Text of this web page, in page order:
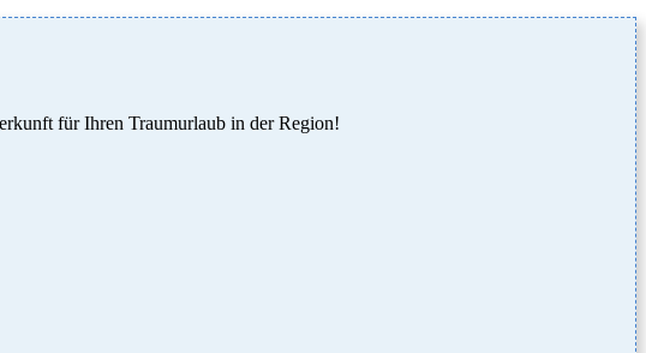
für Ihren Traumurlaub in der Region!